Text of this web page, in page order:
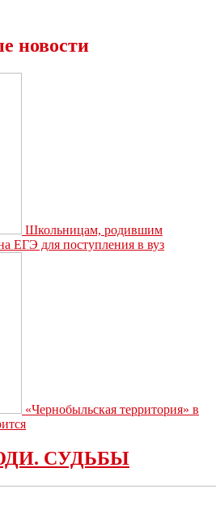
новости
Школьницам, родившим
ЕГЭ для поступления в вуз
«Чернобыльская территория» в
СУДЬБЫ